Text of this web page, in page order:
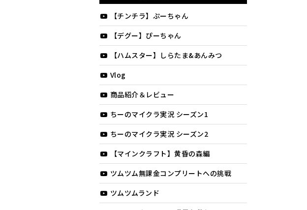
【チンチラ】ぷーちゃん
【デグー】ぴーちゃん
【ハムスター】しらたま&あんみつ
Vlog
商品紹介＆レビュー
ちーのマイクラ実況 シーズン1
ちーのマイクラ実況 シーズン2
【マインクラフト】黄昏の森編
ツムツム無課金コンプリートへの挑戦
ツムツムランド